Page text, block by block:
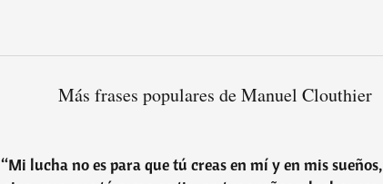
Más frases populares de Manuel Clouthier
“Mi lucha no es para que tú creas en mí y en mis sueños,